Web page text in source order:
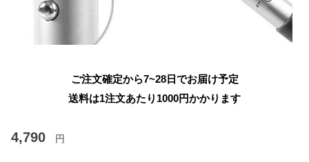
ご注文確定から7~28日でお届け予定
送料は1注文あたり 1000円かかります
4,790 円